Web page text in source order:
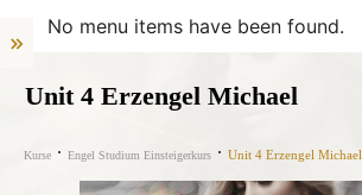
No menu items have been found.
Unit 4 Erzengel Michael
Kurse Engel Studium Einsteigerkurs Unit 4 Erzengel Michael